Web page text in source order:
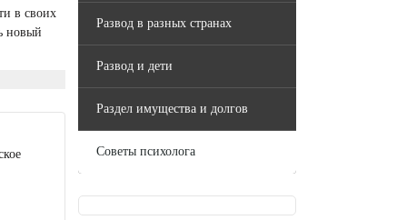
в своих
новый
Развод в разных странах
Развод и дети
Раздел имущества и долгов
Советы психолога